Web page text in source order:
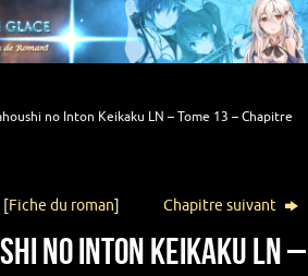
no Inton Keikaku LN – Tome 13 – Chapitre
[Fiche du roman] Chapitre suivant
no Inton Keikaku LN –